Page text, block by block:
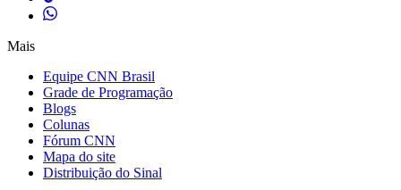
Mais
Equipe CNN Brasil
Grade de Programação
Blogs
Colunas
Fórum CNN
Mapa do site
Distribuição do Sinal